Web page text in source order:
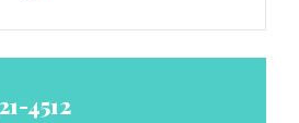
4512